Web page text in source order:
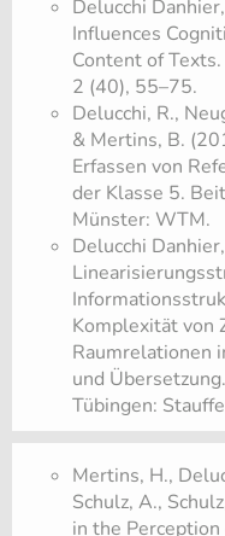
Delucchi
Influences
Content of
2 (40), 55–75.
Delucchi, R.,
& Mertins, B.
Erfassen von
der Klasse 5.
Münster: WTM.
Delucchi
Komplexität von
Raumrelationen
und
Tübingen:
Mertins, H.,
Schulz, A.,
in the